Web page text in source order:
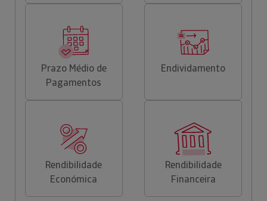
Prazo Médio de
Pagamentos
Endividamento
Rendibilidade
Económica
Rendibilidade
Financeira